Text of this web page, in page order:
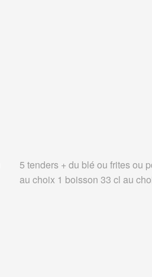
5 tenders + du blé ou frites ou
au choix 1 boisson 33 cl au